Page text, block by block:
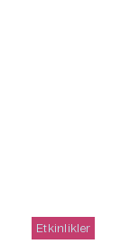
Etkinlikler